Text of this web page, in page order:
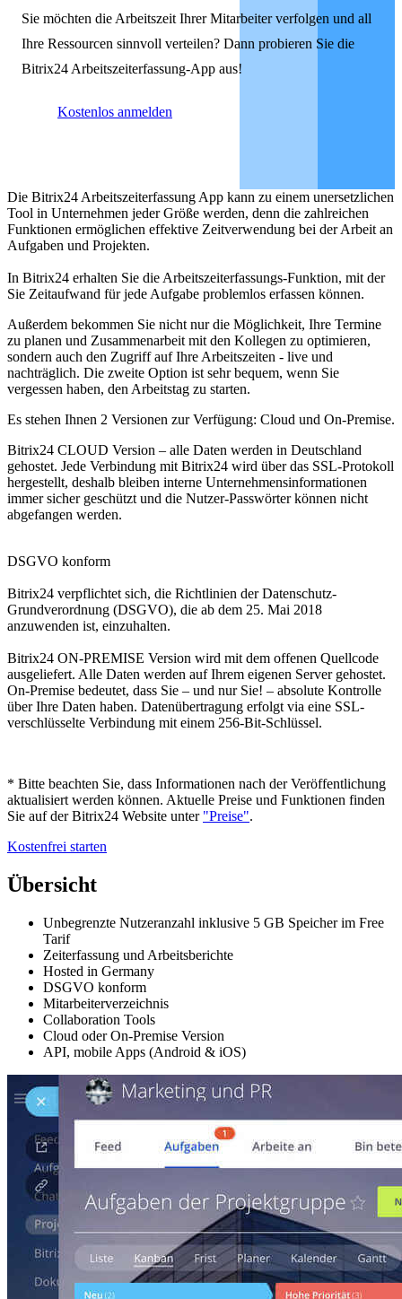
Sie möchten die Arbeitszeit Ihrer Mitarbeiter verfolgen und all
Ihre Ressourcen sinnvoll verteilen? Dann probieren Sie die
Bitrix24 Arbeitszeiterfassung-App aus!
Kostenlos anmelden
Die Bitrix24 Arbeitszeiterfassung App kann zu einem unersetzlichen
Tool in Unternehmen jeder Größe werden, denn die zahlreichen
Funktionen ermöglichen effektive Zeitverwendung bei der Arbeit an
Aufgaben und Projekten.
In Bitrix24 erhalten Sie die Arbeitszeiterfassungs-Funktion, mit der
Sie Zeitaufwand für jede Aufgabe problemlos erfassen können.
Außerdem bekommen Sie nicht nur die Möglichkeit, Ihre Termine
zu planen und Zusammenarbeit mit den Kollegen zu optimieren,
sondern auch den Zugriff auf Ihre Arbeitszeiten - live und
nachträglich. Die zweite Option ist sehr bequem, wenn Sie
vergessen haben, den Arbeitstag zu starten.
Es stehen Ihnen 2 Versionen zur Verfügung: Cloud und On-Premise.
Bitrix24 CLOUD Version – alle Daten werden in Deutschland
gehostet. Jede Verbindung mit Bitrix24 wird über das SSL-Protokoll
hergestellt, deshalb bleiben interne Unternehmensinformationen
immer sicher geschützt und die Nutzer-Passwörter können nicht
abgefangen werden.
DSGVO konform
Bitrix24 verpflichtet sich, die Richtlinien der Datenschutz-
Grundverordnung (DSGVO), die ab dem 25. Mai 2018
anzuwenden ist, einzuhalten.
Bitrix24 ON-PREMISE Version wird mit dem offenen Quellcode
ausgeliefert. Alle Daten werden auf Ihrem eigenen Server gehostet.
On-Premise bedeutet, dass Sie – und nur Sie! – absolute Kontrolle
über Ihre Daten haben. Datenübertragung erfolgt via eine SSL-
verschlüsselte Verbindung mit einem 256-Bit-Schlüssel.
* Bitte beachten Sie, dass Informationen nach der Veröffentlichung
aktualisiert werden können. Aktuelle Preise und Funktionen finden
Sie auf der Bitrix24 Website unter "Preise".
Kostenfrei starten
Übersicht
Unbegrenzte Nutzeranzahl inklusive 5 GB Speicher im Free
Tarif
Zeiterfassung und Arbeitsberichte
Hosted in Germany
DSGVO konform
Mitarbeiterverzeichnis
Collaboration Tools
Cloud oder On-Premise Version
API, mobile Apps (Android & iOS)